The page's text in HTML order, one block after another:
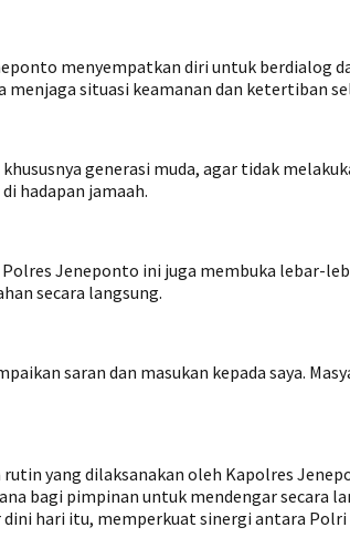
menyempatkan diri untuk berdialog
situasi keamanan dan ketertiban
khususnya generasi muda, agar tidak
hadapan jamaah.
Jeneponto ini juga membuka lebar-
secara langsung.
saran dan masukan kepada saya.
rutin yang dilaksanakan oleh Kapolres
bagi pimpinan untuk mendengar secara
hari itu, memperkuat sinergi antara Polri